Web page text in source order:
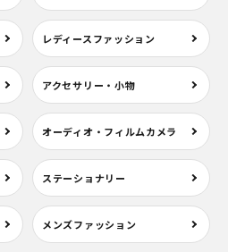
レディースファッション
アクセサリー・小物
オーディオ・フィルムカメラ
ステーショナリー
メンズファッション